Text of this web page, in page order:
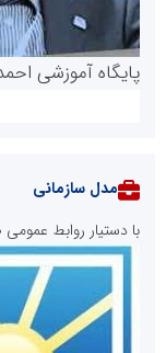
پایگاه آموزشی
مدل سازمانی
با دستیار روابط